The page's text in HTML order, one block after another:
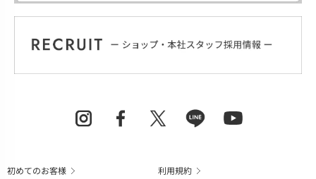
初めてのお客様 利用規約